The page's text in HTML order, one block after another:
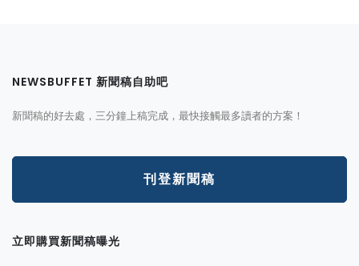
NEWSBUFFET 新聞稿自助吧
新聞稿的好去處，三分鐘上稿完成，最快接觸最多讀者的方案！
刊登新聞稿
立即購買新聞稿曝光